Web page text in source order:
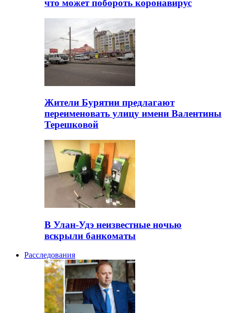
что может побороть коронавирус
Жители Бурятии предлагают
переименовать улицу имени Валентины
Терешковой
В Улан-Удэ неизвестные ночью
вскрыли банкоматы
Расследования